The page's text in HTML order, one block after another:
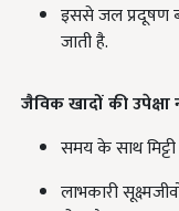
इससे जल प्रदूषण
जाती है.
जैविक खादों की
समय के साथ
लाभकारी